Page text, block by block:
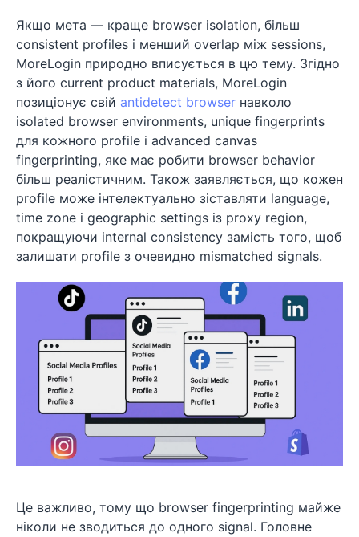
Якщо мета — краще browser isolation, більш
consistent profiles і менший overlap між sessions,
MoreLogin природно вписується в цю тему. Згідно
з його current product materials, MoreLogin
позиціонує свій antidetect browser навколо
isolated browser environments, unique fingerprints
для кожного profile і advanced canvas
fingerprinting, яке має робити browser behavior
більш реалістичним. Також заявляється, що кожен
profile може інтелектуально зіставляти language,
time zone і geographic settings із proxy region,
покращуючи internal consistency замість того, щоб
залишати profile з очевидно mismatched signals.
Це важливо, тому що browser fingerprinting майже
ніколи не зводиться до одного signal. Головне